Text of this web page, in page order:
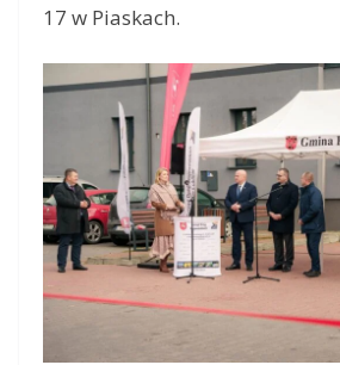
17 w Piaskach.